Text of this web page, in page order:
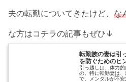
夫の転勤についてきたけど、 な
な方はコチラの記事もぜひ↓
転勤族の妻は引
を防ぐためのヒ
引っ越しは、体力
の。特に転勤妻は
で、メンタルが不安